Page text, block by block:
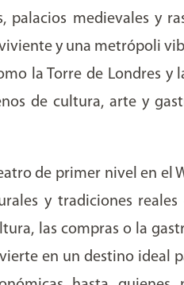
medievales y
y una metrópoli
la Torre de Londres y
de cultura, arte y
de primer nivel en el
y tradiciones reales
las compras o la
en un destino ideal